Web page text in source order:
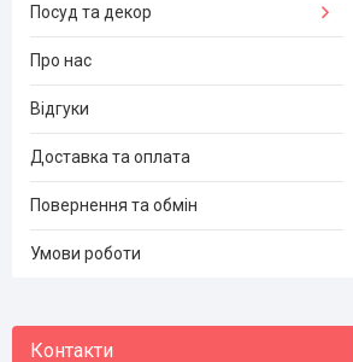
Посуд та декор
Про нас
Відгуки
Доставка та оплата
Повернення та обмін
Умови роботи